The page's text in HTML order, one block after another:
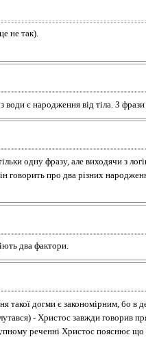
не так).
є народження від тіла. З фрази
одну фразу, але виходячи з
говорить про два різних
два фактори.
такої догми є закономірним, бо
- Христос завжди говорив
реченні Христос пояснює